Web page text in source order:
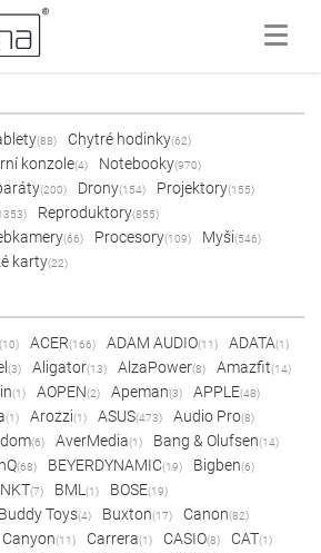
(88) Chytré hodinky(62)
konzole(4) Notebooky(970)
(200) Drony(154) Projektory(155)
Reproduktory(855)
(66) Procesory(109) Myši(546)
karty(22)
(10) ACER(166) ADAM AUDIO(11) ADATA(1)
(3) Aligator(13) AlzaPower(8) Amazfit(14)
(1) AOPEN(2) Apeman(3) APPLE(48)
(1) Arozzi(1) ASUS(473) Audio Pro(8)
(6) AverMedia(1) Bang & Olufsen(14)
(68) BEYERDYNAMIC(19) Bigben(6)
(7) BML (1) BOSE(19)
Buddy Toys(4) Buxton(17) Canon(82)
Canyon(11) Carrera(1) CASIO(8) CAT(1)